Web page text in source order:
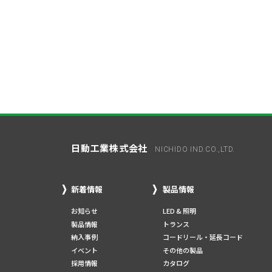
日動工業株式会社 NICHIDO IND.CO.,LTD.
新着情報
お知らせ
製品情報
納入事例
イベント
採用情報
製品情報
LED & 照明
トランス
コードリール・延長コード
その他の製品
カタログ